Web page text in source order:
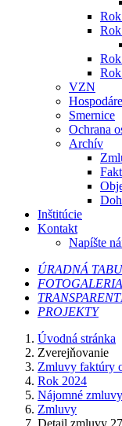
Rok
VZN
Smernice
Ochrana
Archív
Inštitúcie
Kontakt
Napíšte
ÚRADNÁ
FOTOGALERIA
PROJEKTY
Úvodná stránka
Zverejňovanie
Zmluvy faktúry
Rok 2024
Nájomné zmluvy
Zmluvy
Detail zmluvy